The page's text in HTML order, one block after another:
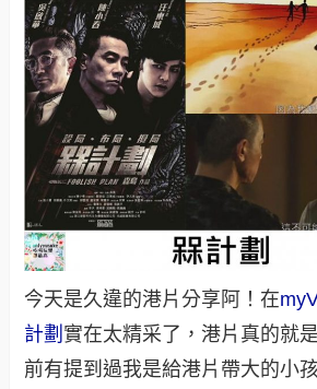
今天是久違的港片分享阿！在
計劃 實在太精采了，港片真的就
前有提到過我是給港片帶大的小